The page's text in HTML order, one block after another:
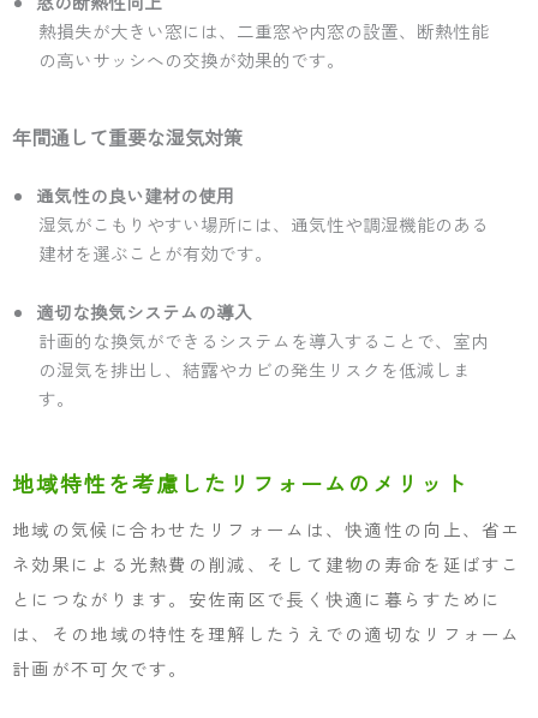
熱損失が大きい窓には、二重窓や内窓の設置、断熱性能
の高いサッシへの交換が効果的です。
年間通して重要な湿気対策
通気性の良い建材の使用
湿気がこもりやすい場所には、通気性や調湿機能のある
建材を選ぶことが有効です。
適切な換気システムの導入
計画的な換気ができるシステムを導入することで、室内
の湿気を排出し、結露やカビの発生リスクを低減しま
す。
地域特性を考慮したリフォームのメリット
地域の気候に合わせたリフォームは、快適性の向上、省エ
ネ効果による光熱費の削減、そして建物の寿命を延ばすこ
とにつながります。安佐南区で長く快適に暮らすために
は、その地域の特性を理解したうえでの適切なリフォーム
計画が不可欠です。